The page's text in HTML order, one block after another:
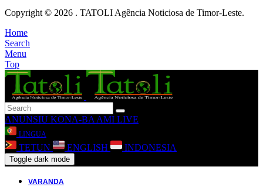
Copyright © 2026 . TATOLI Agência Noticiosa de Timor-Leste.
Home
Search
Menu
Top
ANUNSIU KONA-BA AMI LIVE
LINGUA
TETUN ENGLISH INDONESIA
Toggle dark mode
VARANDA